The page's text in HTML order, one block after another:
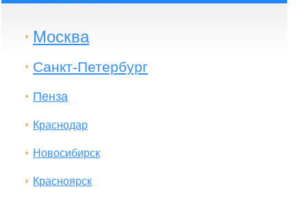
Москва
Санкт-Петербург
Пенза
Краснодар
Новосибирск
Красноярск